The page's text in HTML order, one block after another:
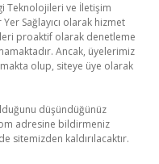
Teknolojileri ve İletişim
Sağlayıcı olarak hizmet
proaktif olarak denetleme
Ancak, üyelerimiz
olup, siteye üye olarak
düşündüğünüz
adresine bildirmeniz
sitemizden kaldırılacaktır.